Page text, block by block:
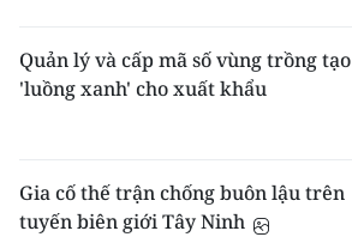
Quản lý và cấp mã số vùng trồng tạo
'luồng xanh' cho xuất khẩu
Gia cố thế trận chống buôn lậu trên
tuyến biên giới Tây Ninh